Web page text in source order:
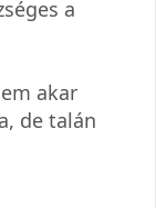
a
akar
de talán